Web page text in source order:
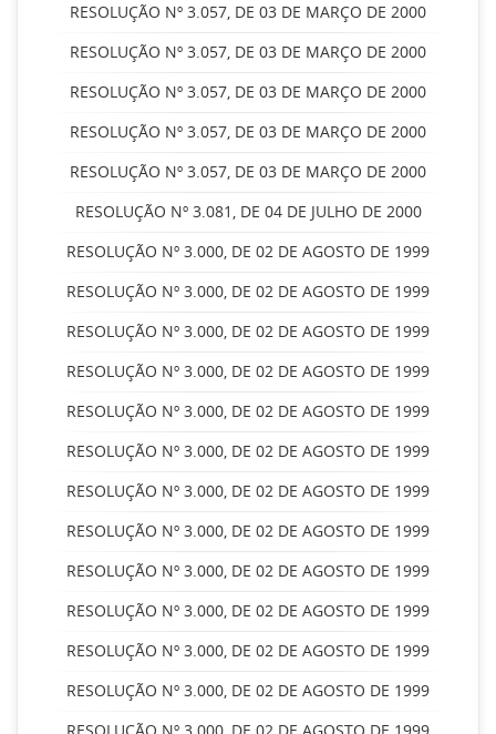
RESOLUÇÃO Nº 3.057, DE 03 DE MARÇO DE 2000
RESOLUÇÃO Nº 3.057, DE 03 DE MARÇO DE 2000
RESOLUÇÃO Nº 3.057, DE 03 DE MARÇO DE 2000
RESOLUÇÃO Nº 3.057, DE 03 DE MARÇO DE 2000
RESOLUÇÃO Nº 3.057, DE 03 DE MARÇO DE 2000
RESOLUÇÃO Nº 3.081, DE 04 DE JULHO DE 2000
RESOLUÇÃO Nº 3.000, DE 02 DE AGOSTO DE 1999
RESOLUÇÃO Nº 3.000, DE 02 DE AGOSTO DE 1999
RESOLUÇÃO Nº 3.000, DE 02 DE AGOSTO DE 1999
RESOLUÇÃO Nº 3.000, DE 02 DE AGOSTO DE 1999
RESOLUÇÃO Nº 3.000, DE 02 DE AGOSTO DE 1999
RESOLUÇÃO Nº 3.000, DE 02 DE AGOSTO DE 1999
RESOLUÇÃO Nº 3.000, DE 02 DE AGOSTO DE 1999
RESOLUÇÃO Nº 3.000, DE 02 DE AGOSTO DE 1999
RESOLUÇÃO Nº 3.000, DE 02 DE AGOSTO DE 1999
RESOLUÇÃO Nº 3.000, DE 02 DE AGOSTO DE 1999
RESOLUÇÃO Nº 3.000, DE 02 DE AGOSTO DE 1999
RESOLUÇÃO Nº 3.000, DE 02 DE AGOSTO DE 1999